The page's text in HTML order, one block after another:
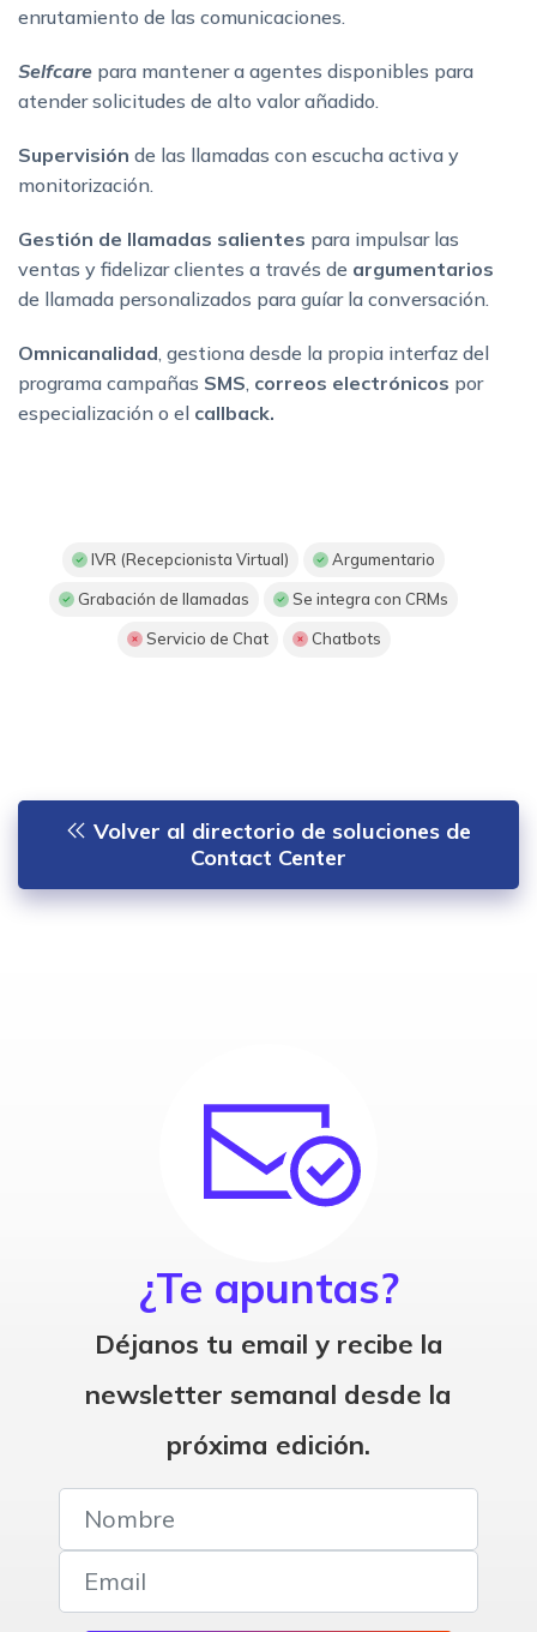
enrutamiento de las comunicaciones.
Selfcare para mantener a agentes disponibles para
atender solicitudes de alto valor añadido.
Supervisión de las llamadas con escucha activa y
monitorización.
Gestión de llamadas salientes para impulsar las
ventas y fidelizar clientes a través de argumentarios
de llamada personalizados para guíar la conversación.
Omnicanalidad , gestiona desde la propia interfaz del
programa campañas SMS correos electrónicos por
especialización o el callback.
IVR (Recepcionista Virtual) Argumentario
Grabación de llamadas Se integra con CRMs
Servicio de Chat Chatbots
Volver al directorio de soluciones de
Contact Center
¿Te apuntas?
Déjanos tu email y recibe la
newsletter semanal desde la
próxima edición.